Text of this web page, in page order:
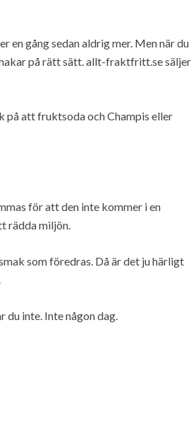
en gång sedan aldrig mer. Men när du
på rätt sätt. allt-fraktfritt.se säljer
på att fruktsoda och Champis eller
för att den inte kommer i en
rädda miljön.
som föredras. Då är det ju härligt
du inte. Inte någon dag.